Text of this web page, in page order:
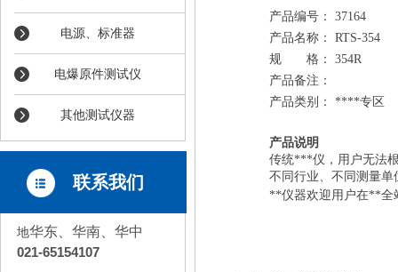
产品编号： 37164
产品名称： RTS-354
规 格： 354R
产品备注：
产品类别： ****专区
产品说明
传统***仪，用户无法
不同行业、不同测量单
**仪器欢迎用户在**全
电源、标准器
电爆原件测试仪
其他测试仪器
联系我们
地华东、华南、华中
021-65154107